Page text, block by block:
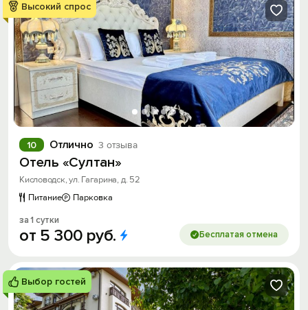
Высокий спрос
Отлично 3 отзыва
10
Отель «Султан»
Кисловодск, ул. Гагарина, д. 52
Питание
Парковка
за 1 сутки
от 5 300 руб. Бесплатая отмена
Выбор гостей